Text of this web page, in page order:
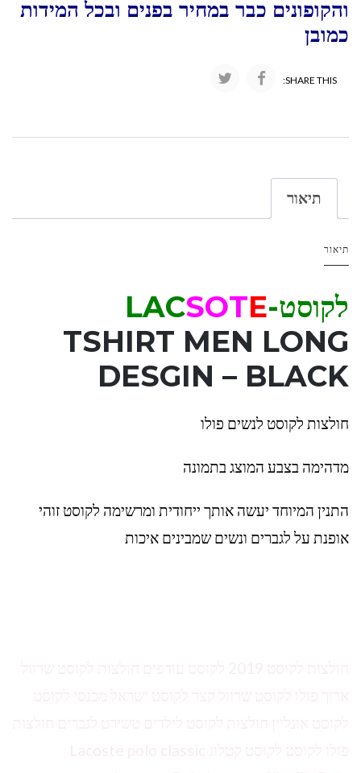
והקופונים כבר במחיר בפנים ובכל המידות
כמובן
SHARE THIS:
תיאור
תיאור
לקוסט-LAC SOTE
TSHIRT MEN LONG
DESGIN – BLACK
חולצות לקוסט לנשים פולו
מדהימה בצבע המוצג בתמונה
התנין המיוחד יעשה אותך ייחודית ומרשימה לקוסט זוהי
אופנת על לגברים ונשים שמבינים איכות